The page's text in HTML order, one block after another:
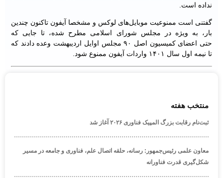
نداده است.
گفتنی است ممنوعیت موبایل‌های لوکس و مشخصا آیفون تاکنون چندین
بار، به ویژه در مجلس شورای اسلامی مطرح شده، تا جایی که
حتی اعضای کمیسیون اصل ۹۰ مجلس اوایل اردیبهشت وعده دادند که
تا نیمه اول سال ۱۴۰۱ واردات آیفون ممنوع شود.
منتخب هفته
ثبت‌نام رقابت بزرگ المپیک فناوری ۲۰۲۶ آغاز شد
معاون علمی رئیس‌جمهور: رسانه، حلقه اتصال علم، فناوری و جامعه در مسیر
شکل‌گیری قدرت فناورانه